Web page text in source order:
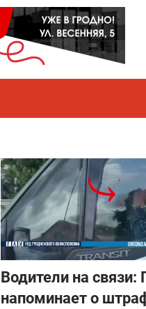
Водители на связи:
напоминает о